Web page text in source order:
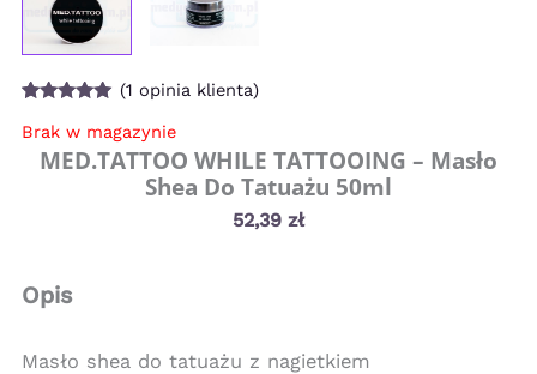
MED.TATTOO WHILE TATTOOING – Masło
Shea Do Tatuażu 50ml
5.00na 5 na
podstawie
oceny
(1 opinia klienta)
52,39 zł
Brak w magazynie
Opis
Masło shea do tatuażu z nagietkiem